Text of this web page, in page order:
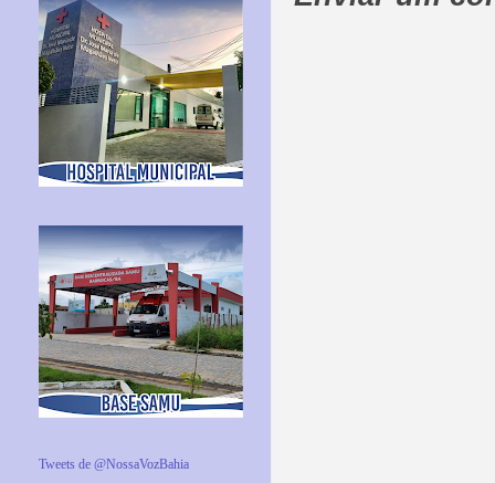
Tweets de @NossaVozBahia